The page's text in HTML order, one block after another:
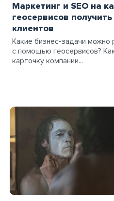
Маркетинг и SEO на
геосервисов
клиентов
Какие бизнес-задачи можно
с помощью геосервисов?
карточку компании...